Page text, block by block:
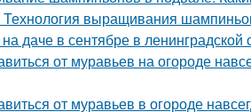
выращивания
даче в сентябре в
от муравьев на огороде
от муравьев в огороде